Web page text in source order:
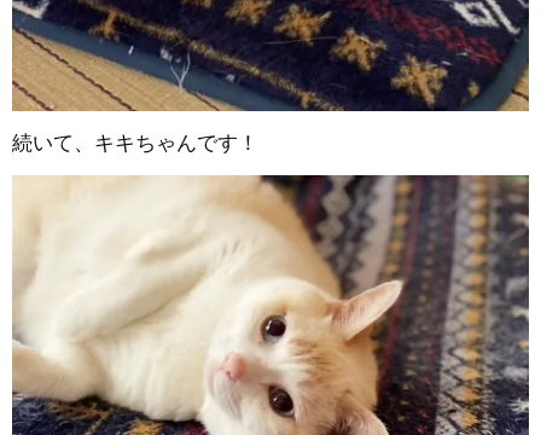
続いて、キキちゃんです！